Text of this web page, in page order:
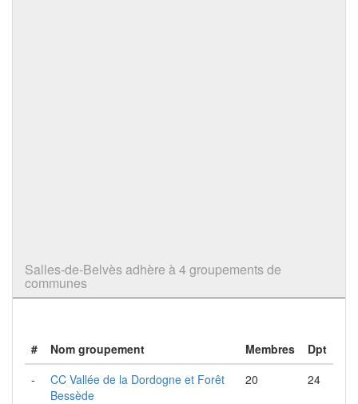
Salles-de-Belvès adhère à 4 groupements de
communes
# Nom groupement Membres
Dpt
-
CC Vallée de la Dordogne et Forêt
Bessède
20 24